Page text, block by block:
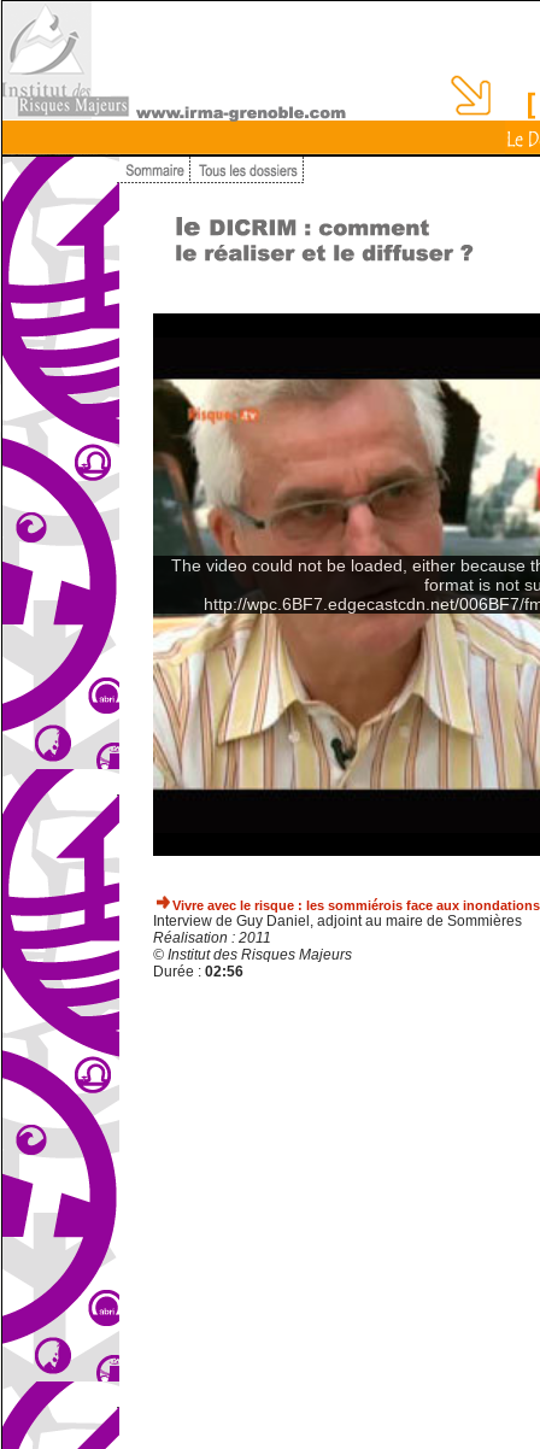
The video could not be loaded, either because
format is not
http://wpc.6BF7.edgecastcdn.net/006BF7/
Vivre avec le risque : les sommiérois face aux inondations
Interview de Guy Daniel, adjoint au maire de Sommières
Réalisation : 2011
© Institut des Risques Majeurs
Durée : 02:56